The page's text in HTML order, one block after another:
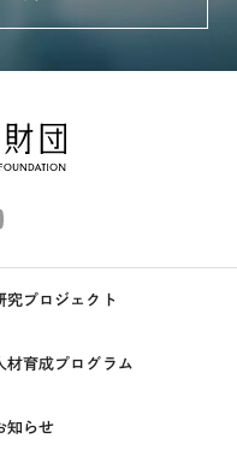
究プロジェクト
材育成プログラム
知らせ